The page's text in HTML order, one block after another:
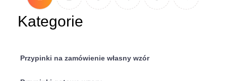
Kategorie
Przypinki na zamówienie własny wzór